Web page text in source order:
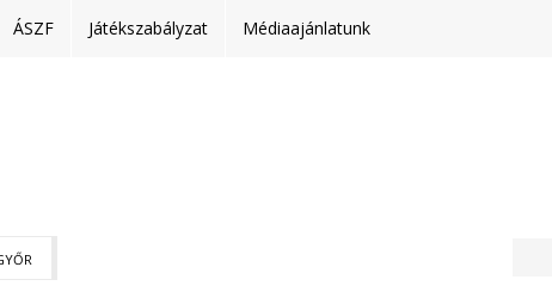
ÁSZF Játékszabályzat Médiaajánlatunk